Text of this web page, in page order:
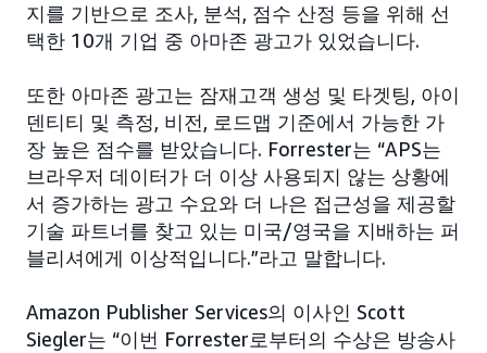
지를 기반으로 조사, 분석, 점수 산정 등을 위해 선
택한 10개 기업 중 아마존 광고가 있었습니다.
또한 아마존 광고는 잠재고객 생성 및 타겟팅, 아이
덴티티 및 측정, 비전, 로드맵 기준에서 가능한 가
장 높은 점수를 받았습니다. Forrester는 “APS는
브라우저 데이터가 더 이상 사용되지 않는 상황에
서 증가하는 광고 수요와 더 나은 접근성을 제공할
기술 파트너를 찾고 있는 미국/영국을 지배하는 퍼
블리셔에게 이상적입니다.”라고 말합니다.
Amazon Publisher Services의 이사인 Scott
Siegler는 “이번 Forrester로부터의 수상은 방송사